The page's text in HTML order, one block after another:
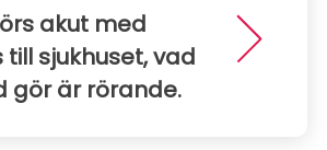
akut med
sjukhuset, vad
gör är rörande.